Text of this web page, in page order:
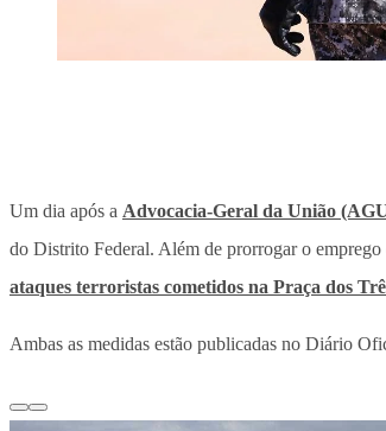
Um dia após a Advocacia-Geral da União
do Distrito Federal. Além de prorrogar o
ataques terroristas cometidos na Praça dos
Ambas as medidas estão publicadas no Diário